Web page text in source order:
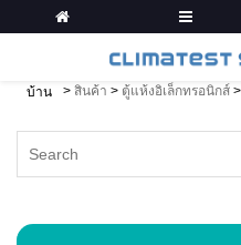
บ้าน > สินค้า > ตู้แห้งอิเล็กทรอนิกส์ >